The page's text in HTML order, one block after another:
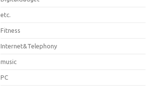
etc.
Fitness
Internet&Telephony
music
PC